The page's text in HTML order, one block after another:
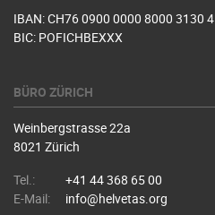
IBAN: CH76 0900 0000 8000 3130 4
BIC: POFICHBEXXX
BÜRO ZÜRICH
Weinbergstrasse 22a
8021 Zürich
Tel.:
+41 44 368 65 00
E-Mail:
info@helvetas.org